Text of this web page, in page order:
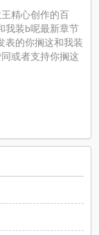
王精心创作的百
我装b呢最新章节
表的你搁这和我装
或者支持你搁这